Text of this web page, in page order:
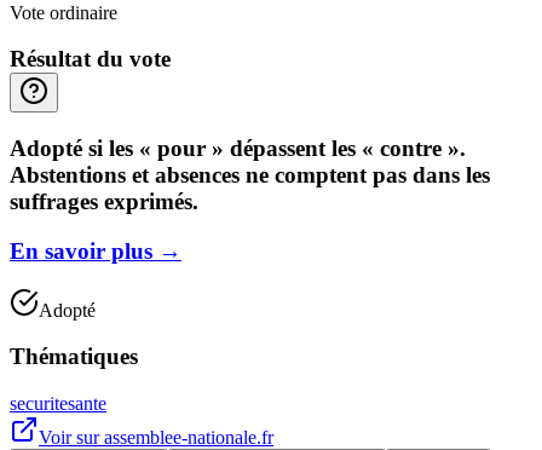
Vote ordinaire
Résultat du vote
Adopté si les « pour » dépassent les « contre ».
Abstentions et absences ne comptent pas dans les
suffrages exprimés.
En savoir plus →
Adopté
Thématiques
securitesante
Voir surassemblee-nationale.fr